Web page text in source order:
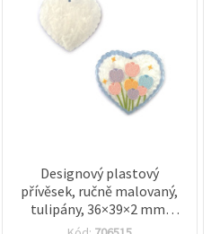
Designový plastový
přívěsek, ručně malovaný,
tulipány, 36×39×2 mm,
otvor 1 mm